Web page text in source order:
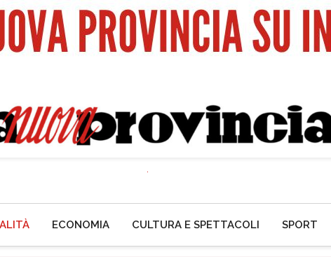
ECONOMIA CULTURA E SPETTACOLI SPORT